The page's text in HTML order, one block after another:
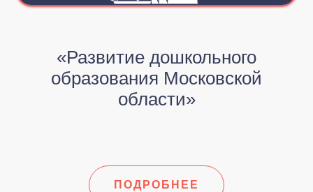
«Развитие дошкольного
образования Московской
области»
ПОДРОБНЕЕ